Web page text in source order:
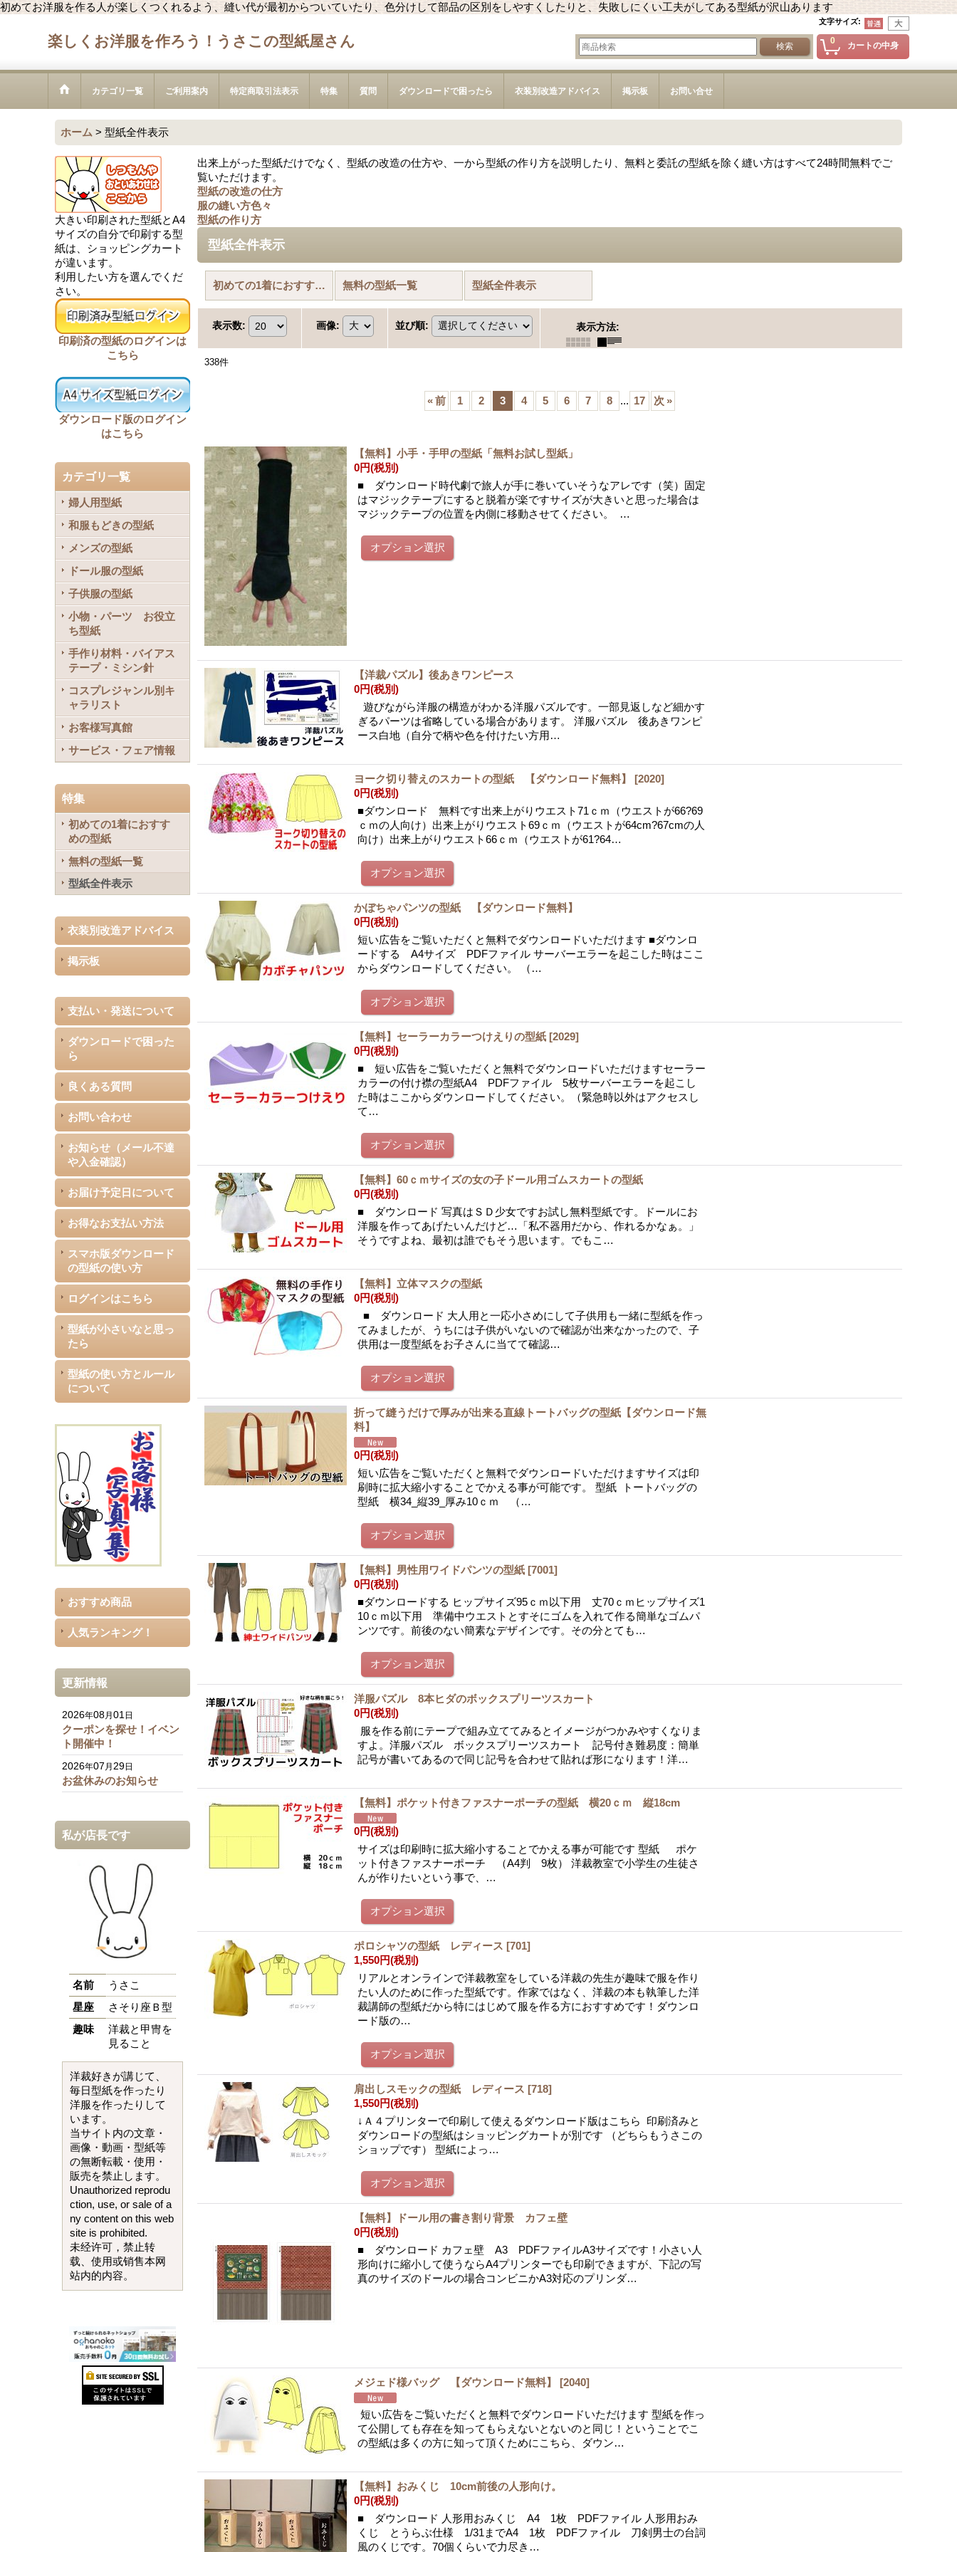
初めてお洋服を作る人が楽しくつくれるよう、縫い代が最初からついていたり、色分けして部品の区別をしやすくしたりと、失敗しにくい工夫がしてある型紙が沢山あります
文字サイズ:
楽しくお洋服を作ろう！うさこの型紙屋さん 0 カートの中身
カテゴリ一覧 ご利用案内 特定商取引法表示 特集 質問 ダウンロードで困ったら 衣装別改造アドバイス 掲示板 お問い合せ
ホーム > 型紙全件表示
大きい印刷された型紙とA4
サイズの自分で印刷する型
紙は、ショッピングカート
が違います。
利用したい方を選んでくだ
さい。
印刷済の型紙のログインは
こちら
ダウンロード版のログイン
はこちら
カテゴリ一覧
婦人用型紙
和服もどきの型紙
メンズの型紙
ドール服の型紙
子供服の型紙
小物・パーツ お役立
ち型紙
手作り材料・バイアス
テープ・ミシン針
コスプレジャンル別キ
ャラリスト
お客様写真館
サービス・フェア情報
特集
初めての1着におすす
めの型紙
無料の型紙一覧
型紙全件表示
衣装別改造アドバイス
掲示板
支払い・発送について
ダウンロードで困った
ら
良くある質問
お問い合わせ
お知らせ（メール不達
や入金確認）
お届け予定日について
お得なお支払い方法
スマホ版ダウンロード
の型紙の使い方
ログインはこちら
型紙が小さいなと思っ
たら
型紙の使い方とルール
について
おすすめ商品
人気ランキング！
更新情報
2026年08月01 日
クーポンを探せ！イベン
ト開催中！
2026年07 月 29日
お盆休みのお知らせ
私が店長です
名前
うさこ
星座
さそり座Ｂ型
趣味
洋裁と甲冑を
見ること
洋裁好きが講じて、
毎日型紙を作ったり
洋服を作ったりして
います。
当サイト内の文章・
画像・動画・型紙等
の無断転載・使用・
販売を禁止します。
Unauthorized reprodu
ction, use, or sale of a
ny content on this web
site is prohibited.
未经许可，禁止转
载、使用或销售本网
站内的内容。
出来上がった型紙だけでなく、型紙の改造の仕方や、一から型紙の作り方を説明したり、無料と委託の型紙を除く縫い方はすべて24時間無料でご
覧いただけます。
型紙の改造の仕方
服の縫い方色々
型紙の作り方
型紙全件表示
初めての1着におすすめの型紙 無料の型紙一覧 型紙全件表示
表示数: 画像: 並び順: 表示方法:
338件
«前 1 2 3 4 5 6 7 8 ... 17 次 »
【無料】小手・手甲の型紙「無料お試し型紙」
0円(税別)
■ ダウンロード時代劇で旅人が手に巻いていそうなアレです（笑）固定
はマジックテープにすると脱着が楽ですサイズが大きいと思った場合は
マジックテープの位置を内側に移動させてください。 …
【洋裁パズル】後あきワンピース
0円(税別)
遊びながら洋服の構造がわかる洋服パズルです。一部見返しなど細かす
ぎるパーツは省略している場合があります。 洋服パズル 後あきワンピ
ース白地（自分で柄や色を付けたい方用…
ヨーク切り替えのスカートの型紙 【ダウンロード無料】 [2020]
0円(税別)
■ダウンロード 無料です出来上がりウエスト71ｃｍ（ウエストが66?69
ｃｍの人向け）出来上がりウエスト69ｃｍ（ウエストが64cm?67cmの人
向け）出来上がりウエスト66ｃｍ（ウエストが61?64…
かぼちゃパンツの型紙 【ダウンロード無料】
0円(税別)
短い広告をご覧いただくと無料でダウンロードいただけます ■ダウンロ
ードする A4サイズ PDFファイル サーバーエラーを起こした時はここ
からダウンロードしてください。 （…
【無料】セーラーカラーつけえりの型紙 [2029]
0円(税別)
■ 短い広告をご覧いただくと無料でダウンロードいただけますセーラー
カラーの付け襟の型紙A4 PDFファイル 5枚サーバーエラーを起こし
た時はここからダウンロードしてください。（緊急時以外はアクセスし
て…
【無料】60ｃｍサイズの女の子ドール用ゴムスカートの型紙
0円(税別)
■ ダウンロード 写真はＳＤ少女ですお試し無料型紙です。ドールにお
洋服を作ってあげたいんだけど…「私不器用だから、作れるかなぁ。」
そうですよね、最初は誰でもそう思います。でもこ…
【無料】立体マスクの型紙
0円(税別)
■ ダウンロード 大人用と一応小さめにして子供用も一緒に型紙を作っ
てみましたが、うちには子供がいないので確認が出来なかったので、子
供用は一度型紙をお子さんに当てて確認…
折って縫うだけで厚みが出来る直線トートバッグの型紙【ダウンロード無
料】
0円(税別)
短い広告をご覧いただくと無料でダウンロードいただけますサイズは印
刷時に拡大縮小することでかえる事が可能です。 型紙 トートバッグの
型紙 横34_縦39_厚み10ｃｍ （…
【無料】男性用ワイドパンツの型紙 [7001]
0円(税別)
■ダウンロードする ヒップサイズ95ｃｍ以下用 丈70ｃｍヒップサイズ1
10ｃｍ以下用 準備中ウエストとすそにゴムを入れて作る簡単なゴムパ
ンツです。前後のない簡素なデザインです。その分とても…
洋服パズル 8本ヒダのボックスプリーツスカート
0円(税別)
服を作る前にテープで組み立ててみるとイメージがつかみやすくなりま
すよ。洋服パズル ボックスプリーツスカート 記号付き難易度：簡単
記号が書いてあるので同じ記号を合わせて貼れば形になります！洋…
【無料】ポケット付きファスナーポーチの型紙 横20ｃｍ 縦18cm
0円(税別)
サイズは印刷時に拡大縮小することでかえる事が可能です 型紙 ポケ
ット付きファスナーポーチ （A4判 9枚） 洋裁教室で小学生の生徒さ
んが作りたいという事で、…
ポロシャツの型紙 レディース [701]
1,550円(税別)
リアルとオンラインで洋裁教室をしている洋裁の先生が趣味で服を作り
たい人のために作った型紙です。作家ではなく、洋裁の本も執筆した洋
裁講師の型紙だから特にはじめて服を作る方におすすめです！ダウンロ
ード版の…
肩出しスモックの型紙 レディース [718]
1,550円(税別)
↓Ａ４プリンターで印刷して使えるダウンロード版はこちら 印刷済みと
ダウンロードの型紙はショッピングカートが別です （どちらもうさこの
ショップです） 型紙によっ…
【無料】ドール用の書き割り背景 カフェ壁
0円(税別)
■ ダウンロード カフェ壁 A3 PDFファイルA3サイズです！小さい人
形向けに縮小して使うならA4プリンターでも印刷できますが、下記の写
真のサイズのドールの場合コンビニかA3対応のプリンダ…
メジェド様バッグ 【ダウンロード無料】 [2040]
短い広告をご覧いただくと無料でダウンロードいただけます 型紙を作っ
て公開しても存在を知ってもらえないとないのと同じ！ということでこ
の型紙は多くの方に知って頂くためにこちら、ダウン…
【無料】おみくじ 10cm前後の人形向け。
0円(税別)
■ ダウンロード 人形用おみくじ A4 1枚 PDFファイル 人形用おみ
くじ とうらぶ仕様 1/31までA4 1枚 PDFファイル 刀剣男士の台詞
風のくじです。70個くらいで力尽き…